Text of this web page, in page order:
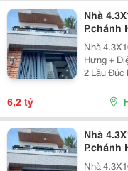
Nhà
P.chánh
Nhà
Hưng +
2 Lầu Đúc
Hẻm
100M. +
6,2 tỷ
Nhà
P.chánh
Nhà